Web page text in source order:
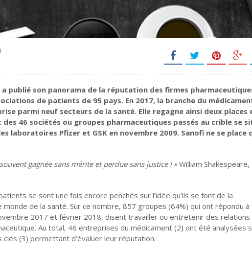
publié son panorama de la réputation des firmes
de patients de 95 pays. En 2017, la branche du
parmi neuf secteurs de la santé. Elle regagne ainsi deux places
46 sociétés ou groupes pharmaceutiques passés au crible se
laboratoires Pfizer et GSK en novembre 2009. Sanofi ne se place
gagnée sans mérite et perdue sans justice ! »William Shakespeare,
se sont une fois encore penchés sur l’idée qu’ils se font de la
de la santé. Sur ce nombre, 857 groupes (64%) qui ont répondu à
2017 et février 2018, disent travailler ou entretenir des relations
Au total, 46 entreprises du médicament (2) ont été analysées
(3) permettant d’évaluer leur réputation.